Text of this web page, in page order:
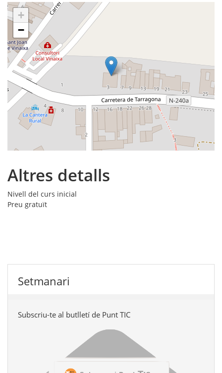
+
−
Altres detalls
Nivell del curs inicial
Preu gratuït
Setmanari
Subscriu-te al butlletí de Punt TIC